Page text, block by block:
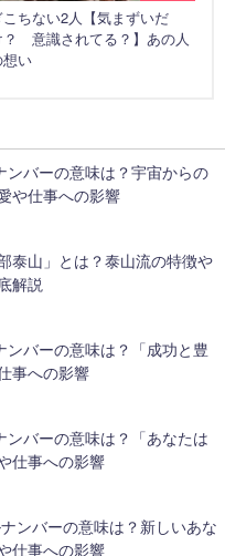
こちない2人【気まずいだ
？ 意識されてる？】あの人
い
ンバーの意味は？宇宙からの
や仕事への影響
泰山」とは？泰山流の特徴や
解説
ンバーの意味は？「成功と豊
事への影響
ンバーの意味は？「あなたは
仕事への影響
ンバーの意味は？新しいあな
仕事への影響